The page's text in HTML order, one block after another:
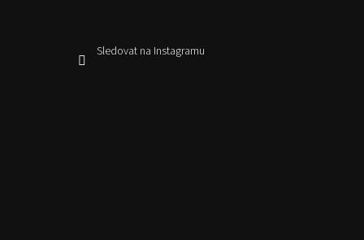
Sledovat na Instagramu